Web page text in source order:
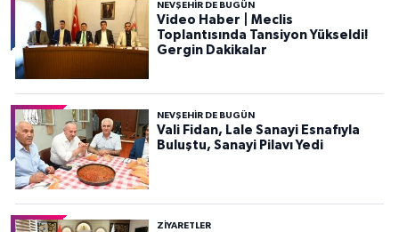
NEVŞEHIR DE BUGÜN
Video Haber | Meclis
Toplantısında Tansiyon Yükseldi!
Gergin Dakikalar
NEVŞEHIR DE BUGÜN
Vali Fidan, Lale Sanayi Esnafıyla
Buluştu, Sanayi Pilavı Yedi
ZIYARETLER